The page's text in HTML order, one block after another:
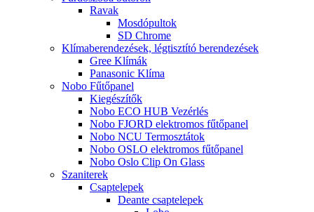
Ravak
Mosdópultok
SD Chrome
Klímaberendezések, légtisztító berendezések
Gree Klímák
Panasonic Klíma
Nobo Fűtőpanel
Kiegészítők
Nobo ECO HUB Vezérlés
Nobo FJORD elektromos fűtőpanel
Nobo NCU Termosztátok
Nobo OSLO elektromos fűtőpanel
Nobo Oslo Clip On Glass
Szaniterek
Csaptelepek
Deante csaptelepek